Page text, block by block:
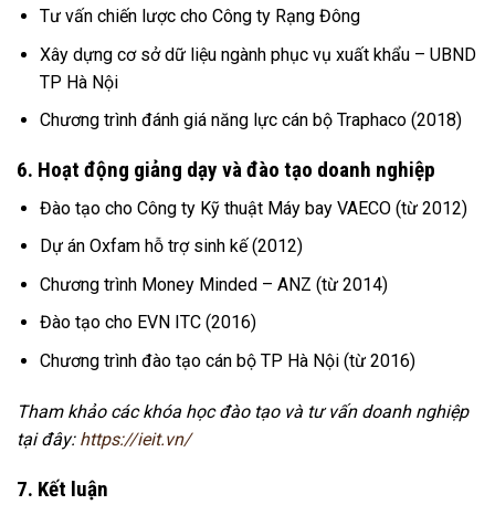
Tư vấn chiến lược cho Công ty Rạng Đông
Xây dựng cơ sở dữ liệu ngành phục vụ xuất khẩu – UBND
TP Hà Nội
Chương trình đánh giá năng lực cán bộ Traphaco (2018)
6. Hoạt động giảng dạy và đào tạo doanh nghiệp
Đào tạo cho Công ty Kỹ thuật Máy bay VAECO (từ 2012)
Dự án Oxfam hỗ trợ sinh kế (2012)
Chương trình Money Minded – ANZ (từ 2014)
Đào tạo cho EVN ITC (2016)
Chương trình đào tạo cán bộ TP Hà Nội (từ 2016)
Tham khảo các khóa học đào tạo và tư vấn doanh nghiệp
tại đây: https://ieit.vn/
7. Kết luận